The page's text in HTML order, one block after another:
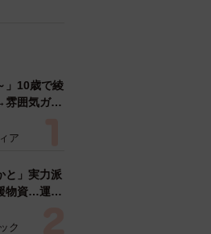
」10歳で綾
囲気ガラ
入れそ
ア
と」実力派
物資…運搬
伝わる」
ク